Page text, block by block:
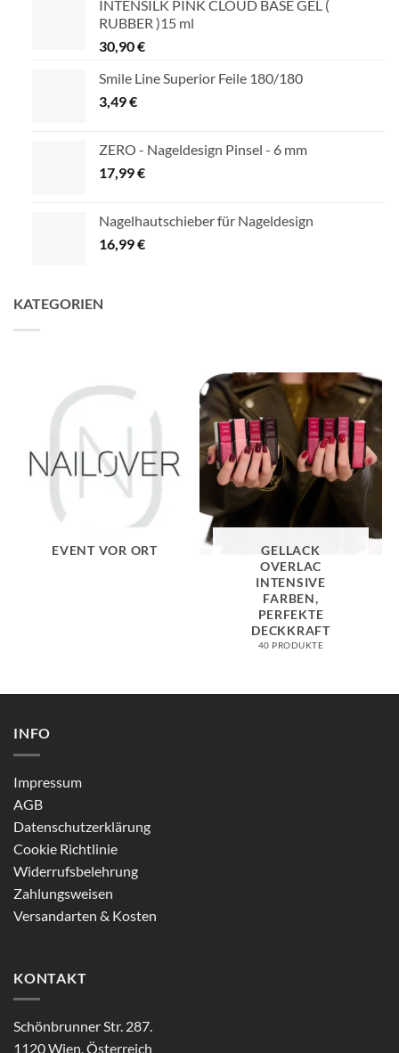
INTENSILK PINK CLOUD BASE GEL (
RUBBER )15 ml
30,90€
Smile Line Superior Feile 180/180
3,49€
ZERO - Nageldesign Pinsel - 6 mm
17,99€
Nagelhautschieber für Nageldesign
16,99€
KATEGORIEN
EVENT VOR ORT
GELLACK
OVERLAC
INTENSIVE
FARBEN,
PERFEKTE
DECKKRAFT
40 PRODUKTE
INFO
Impressum
AGB
Datenschutzerklärung
Cookie Richtlinie
Widerrufsbelehrung
Zahlungsweisen
Versandarten & Kosten
KONTAKT
Schönbrunner Str. 287.
1120 Wien, Österreich